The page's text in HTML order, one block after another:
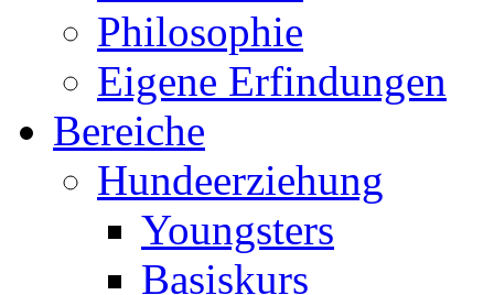
Philosophie
Eigene Erfindungen
Bereiche
Hundeerziehung
Youngsters
Basiskurs